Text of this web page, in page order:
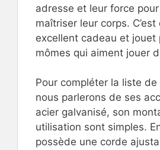
adresse et leur force
maîtriser leur corps.
excellent cadeau et jouet
mômes qui aiment jouer
Pour compléter la liste
nous parlerons de ses
acier galvanisé, son
utilisation sont simples.
possède une corde